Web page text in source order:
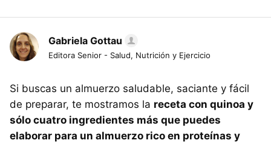
Gabriela Gottau
Editora Senior - Salud, Nutrición y Ejercicio
Si buscas un almuerzo saludable, saciante y fácil
de preparar, te mostramos la receta con quinoa y
sólo cuatro ingredientes más que puedes
elaborar para un almuerzo rico en proteínas y